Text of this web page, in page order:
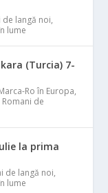
de langă noi,
lume
(Turcia) 7-
Ro în Europa,
Romani de
la prima
de langă noi,
lume